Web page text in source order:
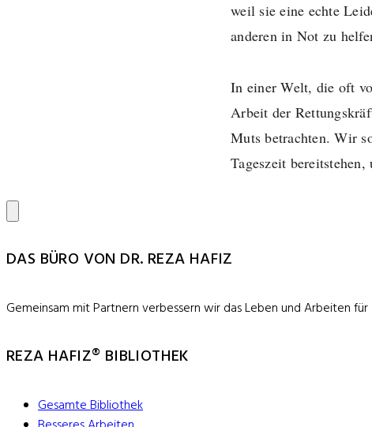
weil sie eine echte
anderen in Not zu
In einer Welt, die oft
Arbeit der
Muts betrachten. Wir
Tageszeit
DAS BÜRO VON DR. REZA HAFIZ
Gemeinsam mit Partnern verbessern wir das Leben und Arbeiten
REZA HAFIZ® BIBLIOTHEK
Gesamte Bibliothek